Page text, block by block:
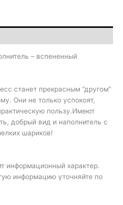
– вспененный
станет прекрасным “другом”
Они не только успокоят,
пользу.Имеют
добрый вид и наполнитель с
шариков!
информационный характер.
информацию уточняйте по